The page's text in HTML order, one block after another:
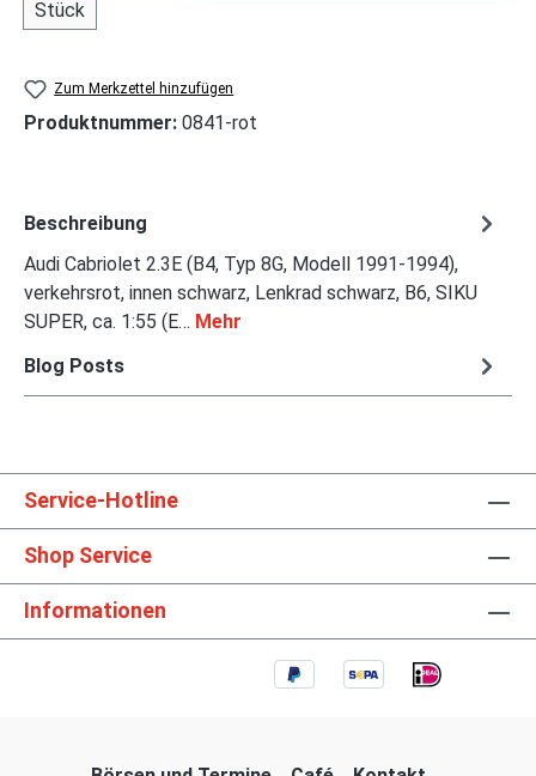
Stück
Zum Merkzettel hinzufügen
Produktnummer: 0841-rot
Beschreibung
Audi Cabriolet 2.3E (B4, Typ 8G, Modell 1991-1994),
verkehrsrot, innen schwarz, Lenkrad schwarz, B6, SIKU
SUPER, ca. 1:55 (E… Mehr
Blog Posts
Service-Hotline
Shop Service
Informationen